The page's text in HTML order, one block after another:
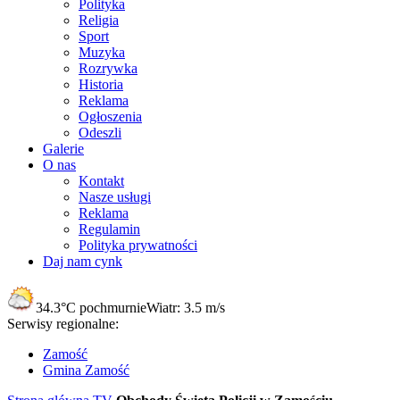
Polityka
Religia
Sport
Muzyka
Rozrywka
Historia
Reklama
Ogłoszenia
Odeszli
Galerie
O nas
Kontakt
Nasze usługi
Reklama
Regulamin
Polityka prywatności
Daj nam cynk
34.3°C pochmurnieWiatr: 3.5 m/s
Serwisy regionalne:
Zamość
Gmina Zamość